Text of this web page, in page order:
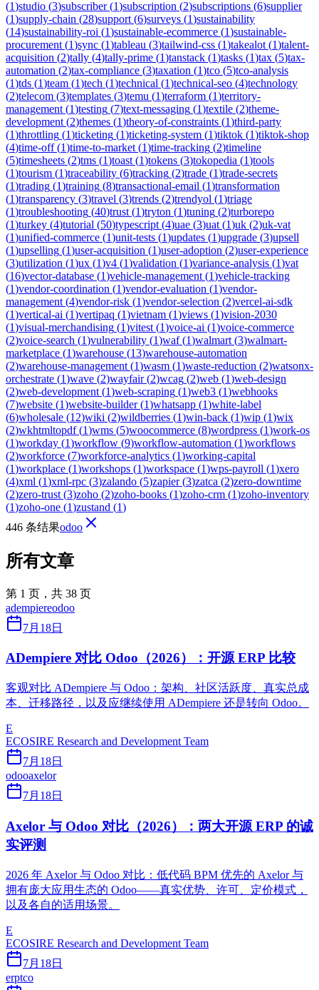
(1)studio (3)subscriber(1)subscription (2)subscriptions (6)supplier
(1)supply-chain (28)support (6)surveys (1)sustainability
(14)sustainability-roi (1)sustainable-ecommerce (1)sustainable-
procurement (1)sync (1)tableau (3)tailwind-css (1)takealot (1)talent-
acquisition (2)tally (4)tally-prime (1)tanstack (1)tasks (1)tax (5)tax-
automation (2)tax-compliance (3)taxation (1)tco (5)tco-analysis
(1)tds (1)team (1)tech (1)technical (1)technical-seo (4)technology
(2)telecom (3)templates (3)temu (1)terraform (1)territory-
management (1)testing (7)text-messaging (1)textile (2)theme-
development (2)themes (1)theory-of-constraints (1)third-party
(1)throttling (1)ticketing (1)ticketing-system (1)tiktok (1)tiktok-shop
(4)time-off(1)time-to-market (1)time-tracking (2)timeline
(5)timesheets (2)tms (1)toast (1)tokens (3)tokopedia (1)tools
(1)tourism (1)traceability (6)tracking (2)trade (1)trade-secrets
(1)trading (1)training (8)transactional-email (1)transformation
(1)transparency (3)travel (3)trends (2)trendyol (1)triage
(1)troubleshooting (40)trust (1)tryton (1)tuning (2)turborepo
(1)turkey (4)tutorial (50)typescript (4)uae (3)uat (1)uk (2)uk-vat
(1)unified-commerce (1)unit-tests (1)updates (1)upgrade (3)upsell
(1)upselling (1)user-acquisition (1)user-adoption (2)user-experience
(3)utilization (1)ux (1)v4 (1)validation (1)variance-analysis (1)vat
(16)vector-database (1)vehicle-management (1)vehicle-tracking
(1)vendor-coordination (1)vendor-evaluation (1)vendor-
management (4)vendor-risk (1)vendor-selection (2)vercel-ai-sdk
(1)vertical-ai (1)vertipaq (1)vietnam (1)views (1)vision-2030
(1)visual-merchandising (1)vitest (1)voice-ai (1)voice-commerce
(2)voice-search (1)vulnerability (1)waf(1)walmart (3)walmart-
marketplace (1)warehouse (13)warehouse-automation
(2)warehouse-management (1)wasm (1)waste-reduction (2)watsonx-
orchestrate (1)wave (2)wayfair(2)wcag (2)web (1)web-design
(2)web-development (1)web-scraping (1)web3 (1)webhooks
(7)website (1)website-builder(1)whatsapp (1)white-label
(6)wholesale (12)wiki (2)wildberries (1)win-back (1)wip (1)wix
(2)wkhtmltopdf(1)wms (5)woocommerce (8)wordpress (1)work-os
(1)workday (1)workflow (9)workflow-automation (1)workflows
(2)workforce (7)workforce-analytics (1)working-capital
(1)workplace (1)workshops (1)workspace (1)wps-payroll (1)xero
(4)xml (1)xml-rpc (3)zalando (5)zapier(3)zatca (2)zero-downtime
(2)zero-trust (3)zoho (2)zoho-books (1)zoho-crm (1)zoho-inventory
(1)zoho-one (1)zustand (1)
446 条结果odoo
所有文章
第 1 页，共 38 页
adempiereodoo
7月18日
ADempiere 对比 Odoo（2026）：开源 ERP 比较
客观对比 ADempiere 与 Odoo：架构、社区活跃度、真实总成
本、迁移路径，以及应继续使用 ADempiere 还是转向 Odoo。
E
ECOSIRE Research and Development Team
7月18日
odooaxelor
7月18日
Axelor 与 Odoo 对比（2026）：两大开源 ERP 的诚
实评测
2026 年 Axelor 与 Odoo 对比：低代码 BPM 优先的 Axelor 与
拥有庞大应用生态的 Odoo——真实优势、许可、定价模式，
以及各自的适用场景。
E
ECOSIRE Research and Development Team
7月18日
erptco